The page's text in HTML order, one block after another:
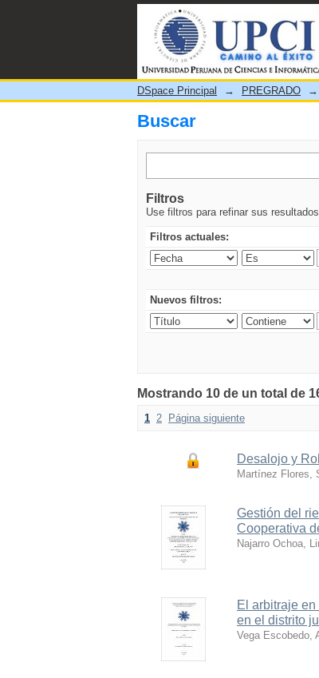
Buscar
DSpace Principal → PREGRADO →
Buscar
Filtros
Use filtros para refinar sus
Filtros actuales:
Nuevos filtros:
Mostrando 10 de un total de
1 2 Página siguiente
Desalojo y
Martínez Flores,
Gestión del
Cooperativa
Najarro Ochoa,
El arbitraje
en el distrito
Vega Escobedo,